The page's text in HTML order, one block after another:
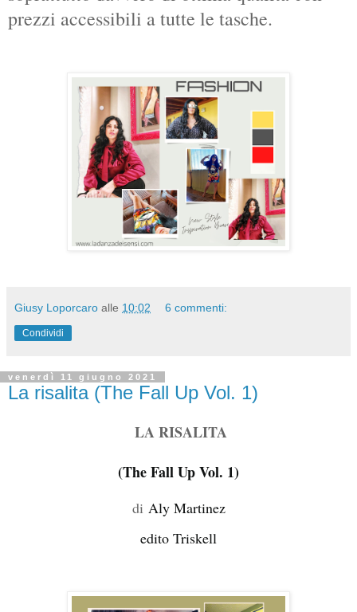
prezzi accessibili a tutte le tasche.
Giusy Loporcaro alle 10:02 6 commenti:
Condividi
venerdì 11 giugno 2021
La risalita (The Fall Up Vol. 1)
LA RISALITA
(The Fall Up Vol. 1)
di Aly Martinez
edito Triskell